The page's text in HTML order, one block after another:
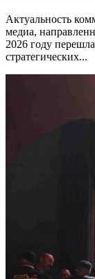
Актуальность
медиа,
2026 году
стратегических...